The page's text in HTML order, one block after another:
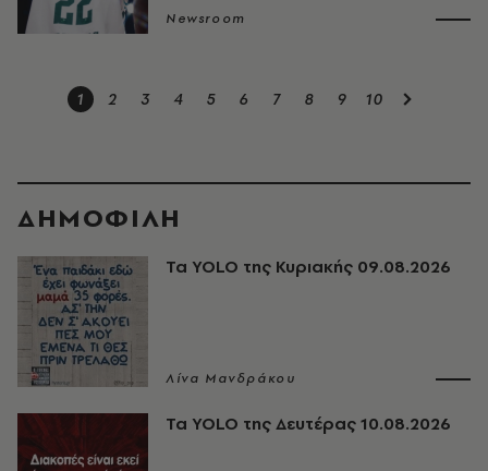
Newsroom
1 2 3 4 5 6 7 8 9 10
ΔΗΜΟΦΙΛΗ
Τα YOLO της Κυριακής 09.08.2026
Λίνα Μανδράκου
Τα YOLO της Δευτέρας 10.08.2026